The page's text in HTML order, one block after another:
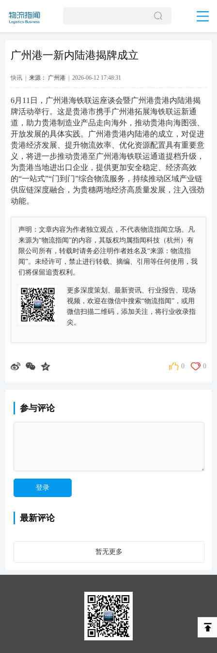
广州港一新内陆港揭牌成立
快讯 | 来源： 广州港| 2026-06-12 17:48:31
6月11日，广州港海铁联运座谈会暨广州港贵港内陆港揭
牌活动举行。这是贵港市携手广州港拓展海铁联运新通
道，助力贵港制造业产品走向海外，推动贵港向海图强、
开放发展的具体实践。广州港贵港内陆港的成立，对促进
贵港经济发展、提升物流效率、优化资源配置具有重要意
义，将进一步推动贵港至广州港海铁联运通道提档升级，
为贵港当地进出口企业，提供更加安全稳定、经济高效
的“一站式”“门到门”综合物流服务，持续推动区域产业链
供应链深度融合，为贵穗两地经济高质量发展，注入强劲
动能。
声明：文章内容为作者独立观点，不代表物流指闻立场。凡
来源为“物流指闻”的内容，其版权均属指闻科技（杭州）有
限公司所有，转载时请务必注明作者姓名及“来源：物流指
闻”。未经许可，禁止进行转载、摘编、引用等任何使用，我
们将保留追责权利。
更多深度策划、最新资讯、行业报告、现场
视频，欢迎在微信中搜索“物流指闻”，或用
微信扫描二维码，添加关注，将行业收录指
尖。
0 0
参与评论
最新评论
暂无更多